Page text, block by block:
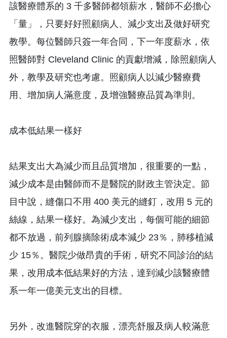
該醫療體系的 3 千多醫師都領薪水，醫師不必擔心
「量」，只要好好照顧病人、減少支出及做好研究
教學。每位醫師只簽一年合同，下一年度薪水，依
照醫師對 Cleveland Clinic 的貢獻增減，除照顧病人
外，教學及研究也考慮。照顧病人以減少醫療費
用、增加病人滿意度，及增強醫療品質為準則。
成本低結果一樣好
結果支出大為減少而且品質增加，很重要的一點，
減少成本是由醫師而不是醫院的財政主管決定。節
目中說，縫傷口不用 400 美元的縫釘，改用 5 元的
絲線，結果一樣好。為減少支出，每個可能的細節
都不放過，前列腺摘除術成本減少 23％，肺移植減
少 15％。醫院少做昂貴的手術，研究不同診治的結
果，改用成本低結果好的方法，達到減少該醫療體
系一年一億美元支出的目標。
另外，改進醫院穿的衣服，漂亮舒服及病人較滿意